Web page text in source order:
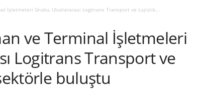
İşletmeleri Grubu, Uluslararası Logitrans Transport ve Lojistik...
ve Terminal İşletmeleri
Logitrans Transport ve
buluştu